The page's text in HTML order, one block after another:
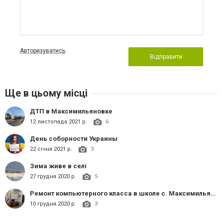
Авторизуватись
Відправити
Ще в цьому місці
ДТП в Максимильяновке
12 листопада 2021 р. 6
День соборности Украины
22 січня 2021 р. 3
Зима живе в селі
27 грудня 2020 р. 5
Ремонт компьютерного класса в школе с. Максимильяновка
10 грудня 2020 р. 3